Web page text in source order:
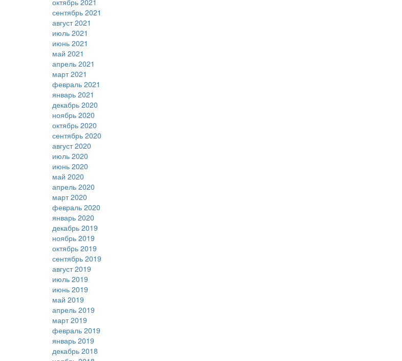
октябрь 2021
сентябрь 2021
август 2021
июль 2021
июнь 2021
май 2021
апрель 2021
март 2021
февраль 2021
январь 2021
декабрь 2020
ноябрь 2020
октябрь 2020
сентябрь 2020
август 2020
июль 2020
июнь 2020
май 2020
апрель 2020
март 2020
февраль 2020
январь 2020
декабрь 2019
ноябрь 2019
октябрь 2019
сентябрь 2019
август 2019
июль 2019
июнь 2019
май 2019
апрель 2019
март 2019
февраль 2019
январь 2019
декабрь 2018